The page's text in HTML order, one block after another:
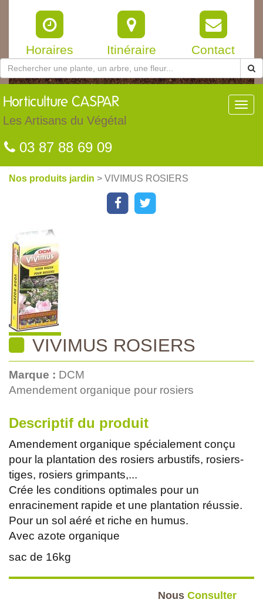
Horaires Itinéraire Contact
Horticulture CASPAR
Les Artisans du Végétal
03 87 88 69 09
Nos produits jardin > VIVIMUS ROSIERS
VIVIMUS ROSIERS
Marque : DCM
Amendement organique pour rosiers
Descriptif du produit
Amendement organique spécialement conçu
pour la plantation des rosiers arbustifs, rosiers-
tiges, rosiers grimpants,...
Crée les conditions optimales pour un
enracinement rapide et une plantation réussie.
Pour un sol aéré et riche en humus.
Avec azote organique
sac de 16kg
Nous Consulter